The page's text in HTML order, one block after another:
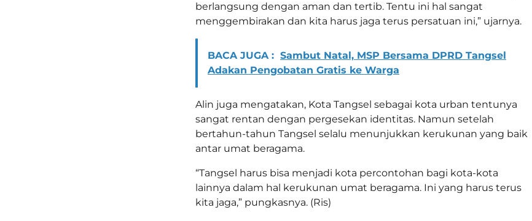
berlangsung dengan aman dan tertib. Tentu ini hal sangat
menggembirakan dan kita harus jaga terus persatuan ini,” ujarnya.
BACA JUGA : Sambut Natal, MSP Bersama DPRD Tangsel
Adakan Pengobatan Gratis ke Warga
Alin juga mengatakan, Kota Tangsel sebagai kota urban tentunya
sangat rentan dengan pergesekan identitas. Namun setelah
bertahun-tahun Tangsel selalu menunjukkan kerukunan yang baik
antar umat beragama.
“Tangsel harus bisa menjadi kota percontohan bagi kota-kota
lainnya dalam hal kerukunan umat beragama. Ini yang harus terus
kita jaga,” pungkasnya. (Ris)